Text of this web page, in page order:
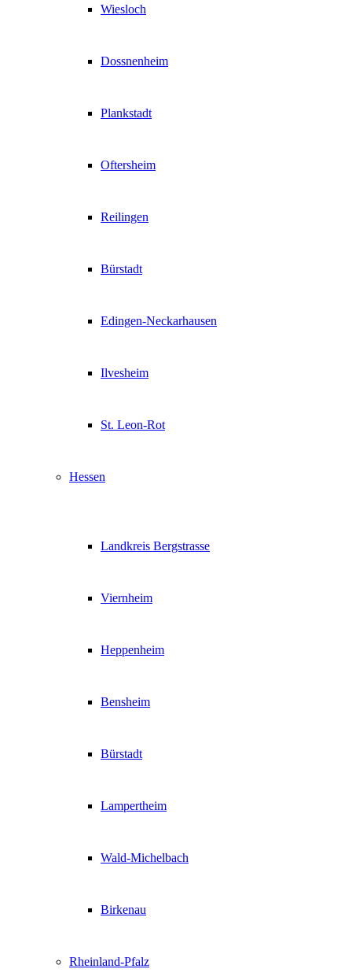
Wiesloch
Dossnenheim
Plankstadt
Oftersheim
Reilingen
Bürstadt
Edingen-Neckarhausen
Ilvesheim
St. Leon-Rot
Hessen
Landkreis Bergstrasse
Viernheim
Heppenheim
Bensheim
Bürstadt
Lampertheim
Wald-Michelbach
Birkenau
Rheinland-Pfalz